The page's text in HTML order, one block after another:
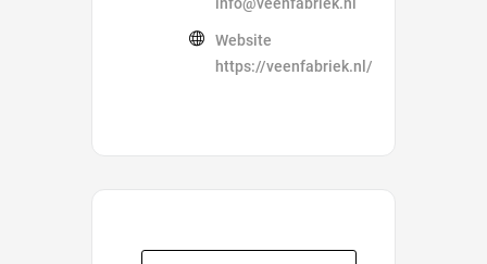
Website
https://veenfabriek.nl/